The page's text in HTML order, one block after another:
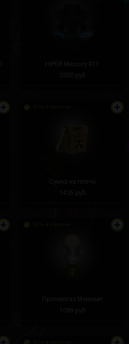
HIPER Mercury X11
2200 руб
Сумка на плечо
1425 руб
Противогаз Монолит
1099 руб